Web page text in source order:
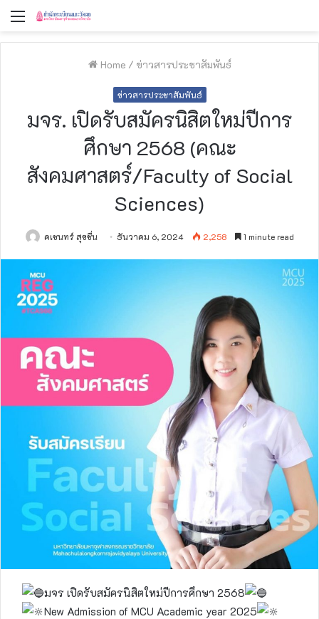
Menu
Home / ข่าวสารประชาสัมพันธ์
ข่าวสารประชาสัมพันธ์
มจร. เปิดรับสมัครนิสิตใหม่ปีการ
ศึกษา 2568 (คณะ
สังคมศาสตร์/Faculty of Social
Sciences)
คเชนทร์ สุขชื่น ธันวาคม 6, 2024 2,258 1 minute read
มจร เปิดรับสมัครนิสิตใหม่ปีการศึกษา 2568
New Admission of MCU Academic year 2025